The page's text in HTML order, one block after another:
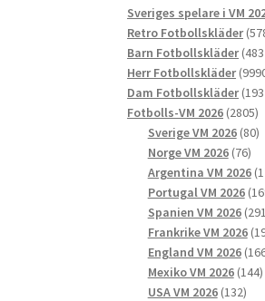
Sveriges spelare i VM
Retro Fotbollskläder
Barn Fotbollskläder
Herr Fotbollskläder
Dam Fotbollskläder
Fotbolls-VM 2026 2805
Sverige VM 2026 8080
Norge VM 2026 7676
Argentina VM 2026
Portugal VM 2026
Spanien VM 2026 291
Frankrike VM 2026
England VM 2026
Mexiko VM 2026 144
USA VM 2026 132132